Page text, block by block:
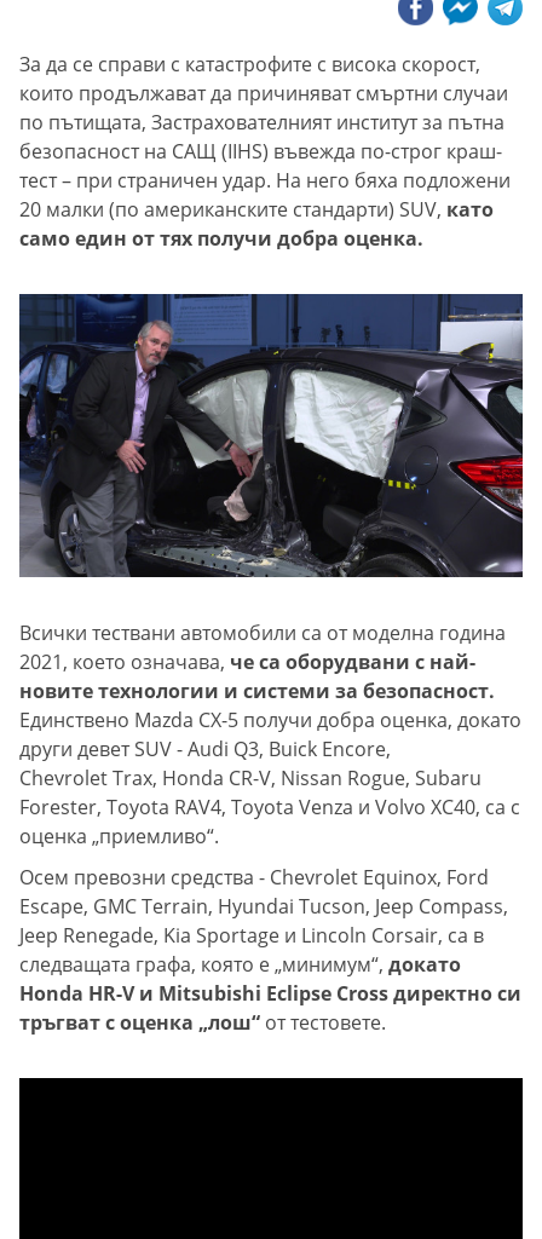
За да се справи с катастрофите с висока скорост,
които продължават да причиняват смъртни случаи
по пътищата, Застрахователният институт за пътна
безопасност на САЩ (IIHS) въвежда по-строг краш-
тест – при страничен удар. На него бяха подложени
20 малки (по американските стандарти) SUV, като
само един от тях получи добра оценка.
Всички тествани автомобили са от моделна година
2021, което означава, че са оборудвани с най-
новите технологии и системи за безопасност.
Единствено Mazda CX-5 получи добра оценка, докато
други девет SUV - Audi Q3, Buick Encore,
Chevrolet Trax, Honda CR-V, Nissan Rogue, Subaru
Forester, Toyota RAV4, Toyota Venza и Volvo XC40, са с
оценка „приемливо“.
Осем превозни средства - Chevrolet Equinox, Ford
Escape, GMC Terrain, Hyundai Tucson, Jeep Compass,
Jeep Renegade, Kia Sportage и Lincoln Corsair, са в
следващата графа, която е „минимум“, докато
Honda HR-V и Mitsubishi Eclipse Cross директно си
тръгват с оценка „лош“ от тестовете.